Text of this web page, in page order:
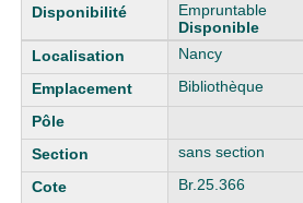
Empruntable
Disponible
Nancy
Bibliothèque
sans section
Br.25.366